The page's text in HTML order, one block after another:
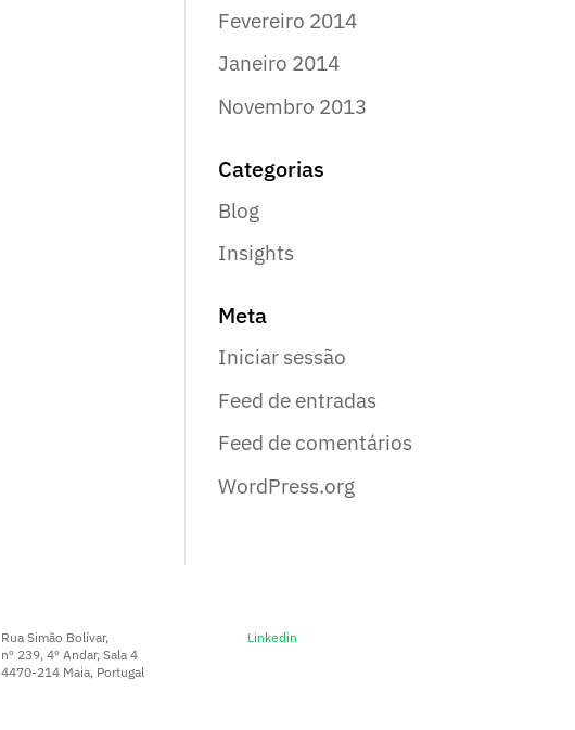
Fevereiro 2014
Janeiro 2014
Novembro 2013
Categorias
Blog
Insights
Meta
Iniciar sessão
Feed de entradas
Feed de comentários
WordPress.org
Rua Simão Bolívar,
nº 239, 4º Andar, Sala 4
4470-214 Maia, Portugal
Linkedin